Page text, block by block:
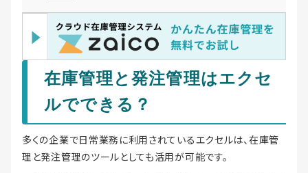
在庫管理と発注管理はエクセ
ルでできる？
多くの企業で日常業務に利用されているエクセルは、在庫管
理と発注管理のツールとしても活用が可能です。